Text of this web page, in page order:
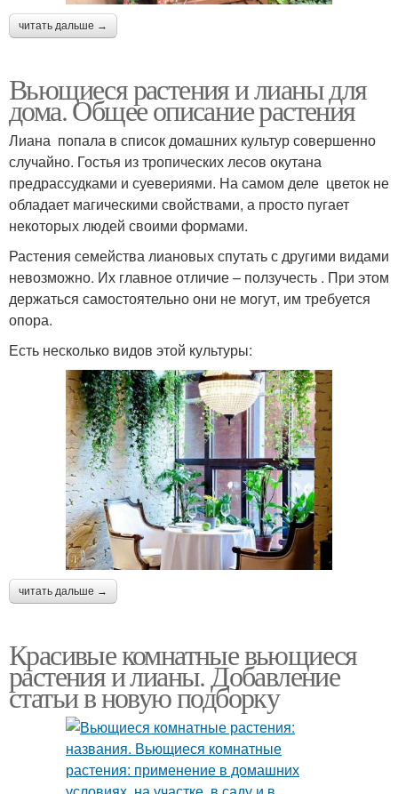
читать дальше →
Вьющиеся растения и лианы для
дома. Общее описание растения
Лиана попала в список домашних культур совершенно
случайно. Гостья из тропических лесов окутана
предрассудками и суевериями. На самом деле цветок не
обладает магическими свойствами, а просто пугает
некоторых людей своими формами.
Растения семейства лиановых спутать с другими видами
невозможно. Их главное отличие – ползучесть . При этом
держаться самостоятельно они не могут, им требуется
опора.
Есть несколько видов этой культуры:
читать дальше →
Красивые комнатные вьющиеся
растения и лианы. Добавление
статьи в новую подборку